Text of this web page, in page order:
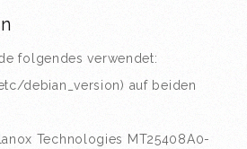
folgendes verwendet:
debian_version) auf beiden
Technologies MT25408A0-